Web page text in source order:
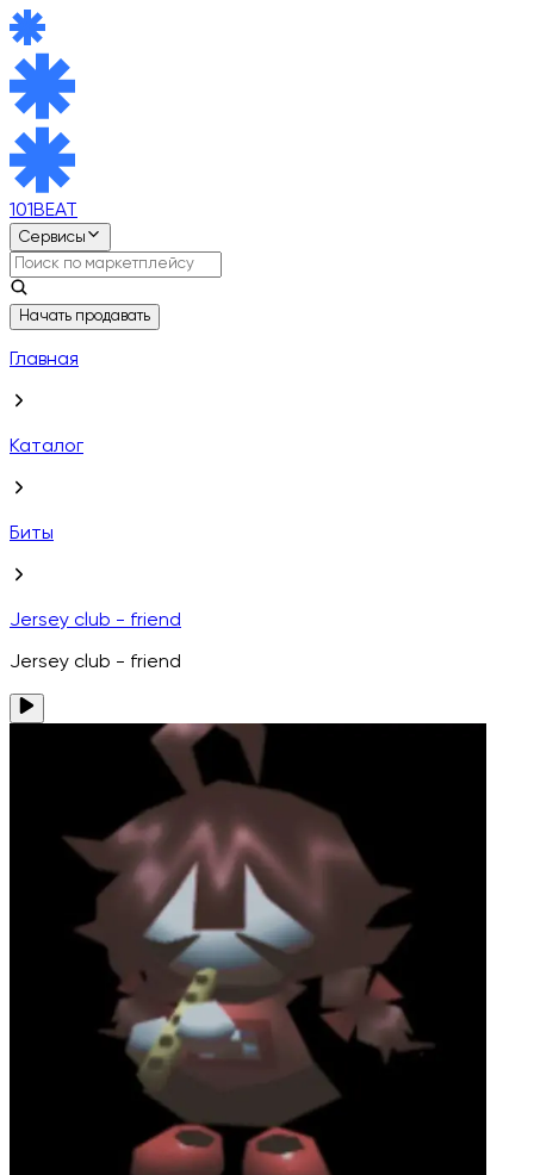
101BEAT
Сервисы
Начать продавать
Главная
Каталог
Биты
Jersey club - friend
Jersey club - friend